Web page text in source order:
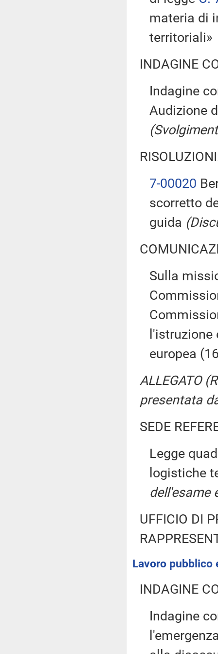
materia di
territoriali»
INDAGINE
Indagine
Audizione
7-00020
scorretto
guida
Sulla
europea
ALLEGATO
presentata
SEDE
Legge
logistiche
dell'esame
UFFICIO DI
Lavoro pubblico
INDAGINE
Indagine